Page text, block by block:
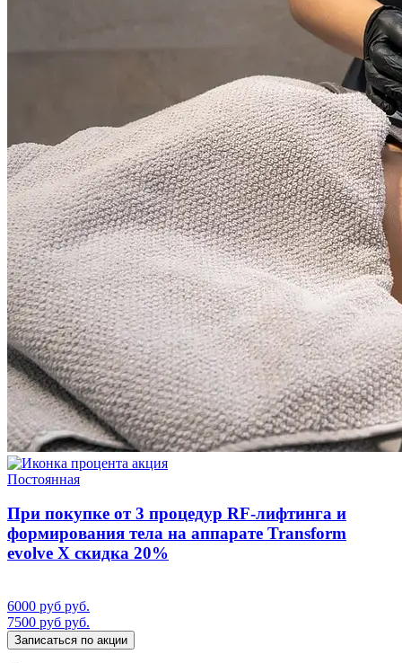
акция
Постоянная
При покупке от 3 процедур RF-лифтинга и
формирования тела на аппарате Transform
evolve X скидка 20%
6000 руб руб.
7500 руб руб.
Записаться по акции